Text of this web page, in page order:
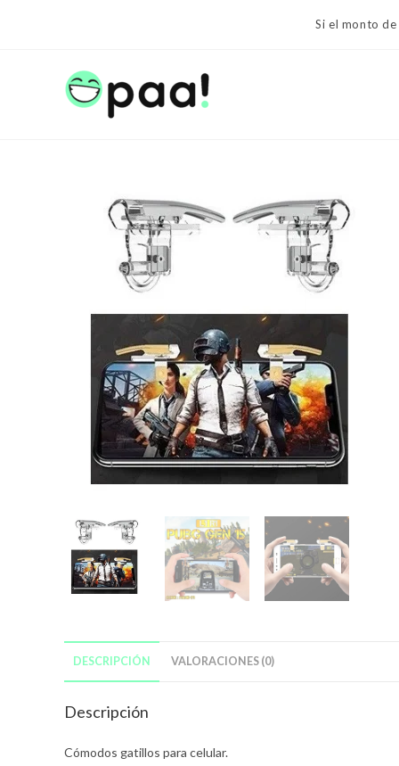
Si el monto
DESCRIPCIÓN VALORACIONES (0)
Descripción
Cómodos gatillos para celular.